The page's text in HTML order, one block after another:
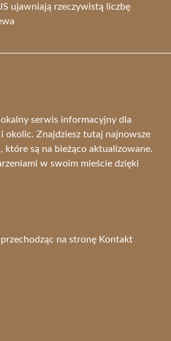
ujawniają rzeczywistą liczbę
serwis informacyjny dla
okolic. Znajdziesz tutaj najnowsze
które są na bieżąco aktualizowane.
w swoim mieście dzięki
na stronę Kontakt